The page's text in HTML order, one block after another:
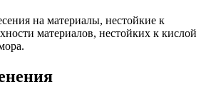
на материалы, нестойкие к
материалов, нестойких к кислой